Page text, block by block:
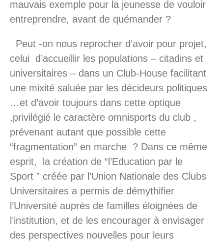
mauvais exemple pour la jeunesse de vouloir
entreprendre, avant de quémander ?
Peut -on nous reprocher d’avoir pour projet,
celui d’accueillir les populations – citadins et
universitaires – dans un Club-House facilitant
une mixité saluée par les décideurs politiques
…et d’avoir toujours dans cette optique
,privilégié le caractère omnisports du club ,
prévenant autant que possible cette
“fragmentation” en marche ? Dans ce même
esprit, la création de “l’Education par le
Sport ” créée par l’Union Nationale des Clubs
Universitaires a permis de démythifier
l’Université auprès de familles éloignées de
l’institution, et de les encourager à envisager
des perspectives nouvelles pour leurs